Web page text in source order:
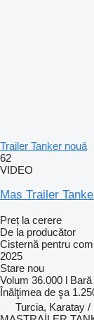
Trailer Tanker nouă
62
VIDEO
Mas Trailer
Preț la cerere
De la producător
Cisternă pentru
2025
Stare nou
Volum 36.000 l
Înălţimea de şa
Turcia, Karatay /